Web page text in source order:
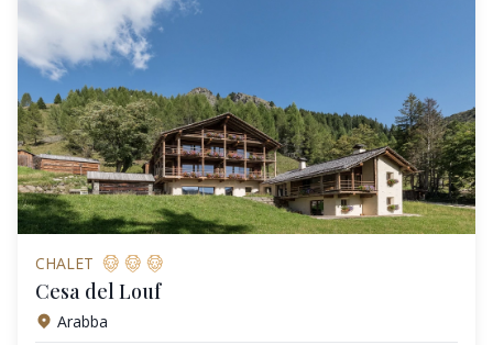
CHALET
Cesa del Louf
Arabba